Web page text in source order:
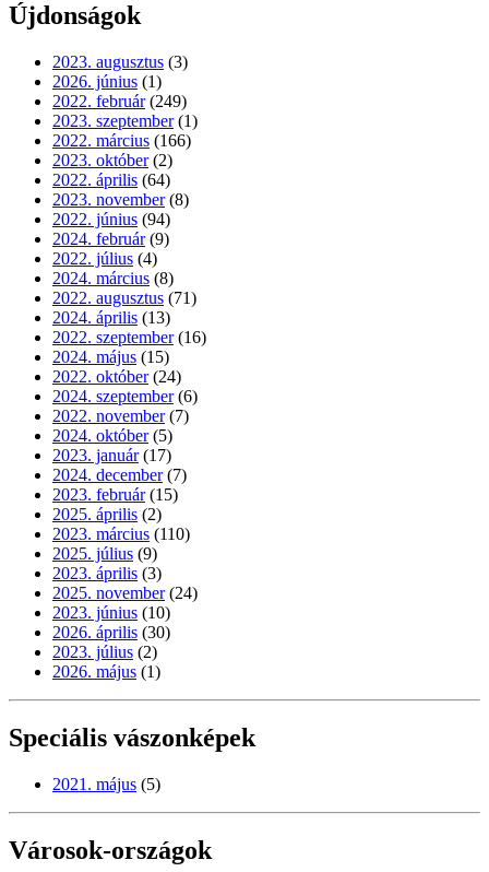
Újdonságok
2023. augusztus (3)
2026. június (1)
2022. február (249)
2023. szeptember (1)
2022. március (166)
2023. október (2)
2022. április (64)
2023. november (8)
2022. június (94)
2024. február (9)
2022. július (4)
2024. március (8)
2022. augusztus (71)
2024. április (13)
2022. szeptember (16)
2024. május (15)
2022. október (24)
2024. szeptember (6)
2022. november (7)
2024. október (5)
2023. január (17)
2024. december (7)
2023. február (15)
2025. április (2)
2023. március (110)
2025. július (9)
2023. április (3)
2025. november (24)
2023. június (10)
2026. április (30)
2023. július (2)
2026. május (1)
Speciális vászonképek
2021. május (5)
Városok-országok